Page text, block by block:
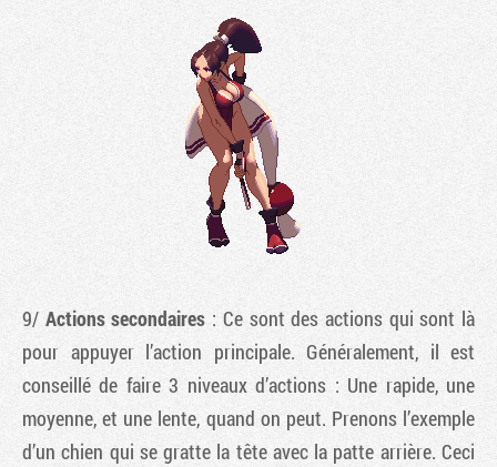
9/ Actions secondaires : Ce sont des actions qui sont là
pour appuyer l’action principale. Généralement, il est
conseillé de faire 3 niveaux d’actions : Une rapide, une
moyenne, et une lente, quand on peut. Prenons l’exemple
d’un chien qui se gratte la tête avec la patte arrière. Ceci